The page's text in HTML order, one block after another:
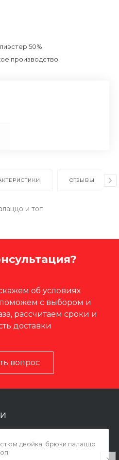
50%
производство
ОТЗЫВЫ
и топ
об условиях
поможем с выбором и
рассчитаем сроки и
доставки
вопрос
двойка: брюки палаццо